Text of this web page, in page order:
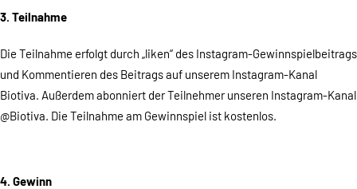
3. Teilnahme
Die Teilnahme erfolgt durch „liken“ des Instagram-Gewinnspielbeitrags
und Kommentieren des Beitrags auf unserem Instagram-Kanal
Biotiva. Außerdem abonniert der Teilnehmer unseren Instagram-Kanal
@Biotiva. Die Teilnahme am Gewinnspiel ist kostenlos.
4. Gewinn